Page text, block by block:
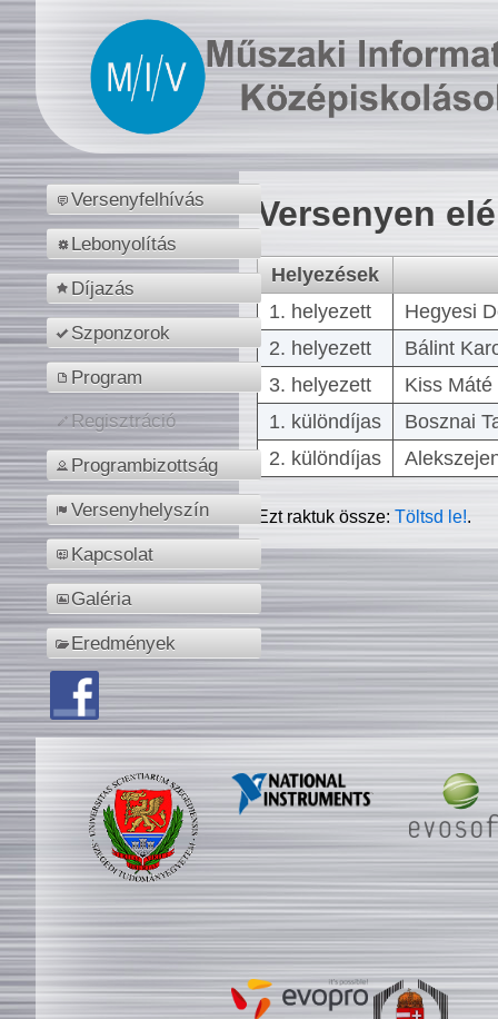
Versenyfelhívás
Lebonyolítás
Díjazás
Szponzorok
Program
Regisztráció
Programbizottság
Versenyhelyszín
Kapcsolat
Galéria
Eredmények
Versenyen
Helyezések
1. helyezett
Hegyesi
2. helyezett
Bálint
3. helyezett
Kiss
1. különdíjas
Bosznai
2. különdíjas
Ezt raktuk össze:Töltsd le!.